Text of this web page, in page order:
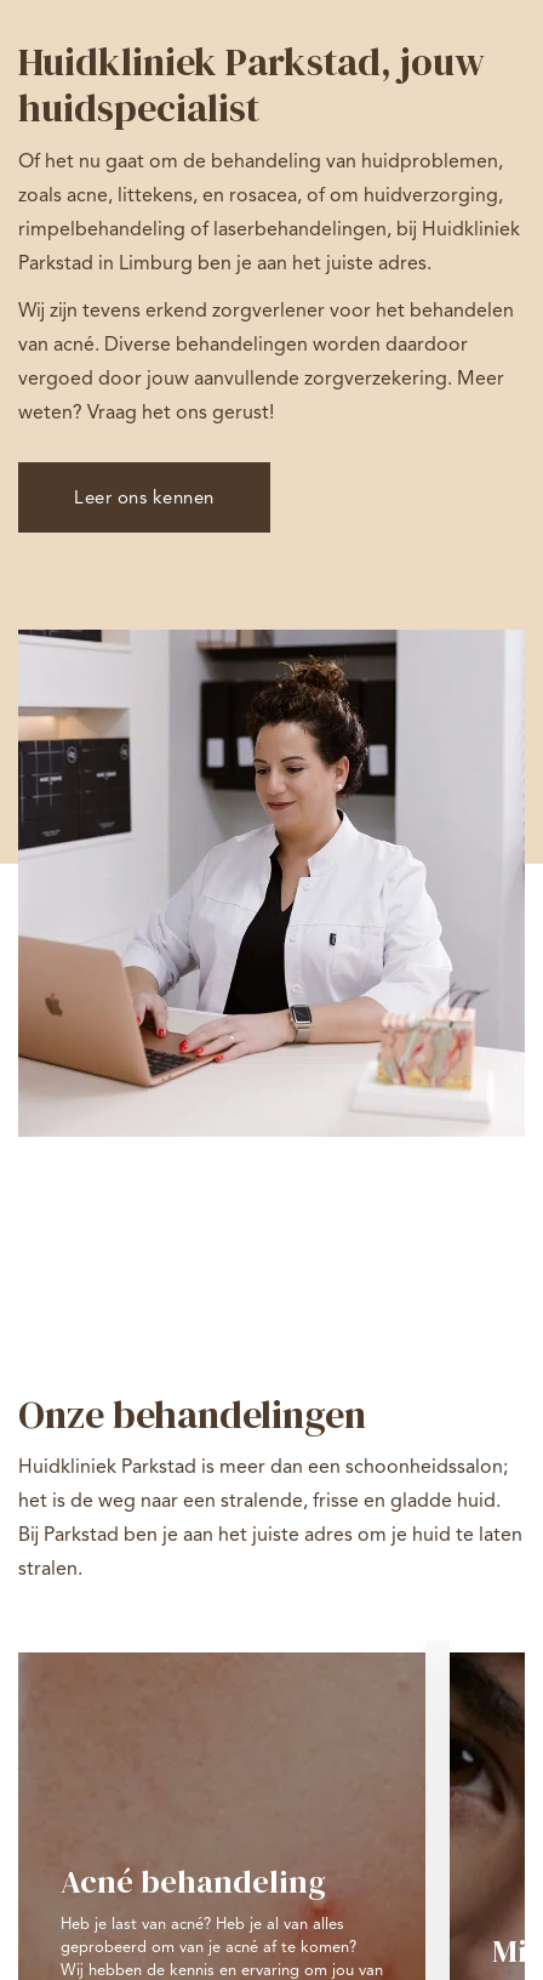
Huidkliniek Parkstad, jouw
huidspecialist
Of het nu gaat om de behandeling van huidproblemen,
zoals acne, littekens, en rosacea, of om huidverzorging,
rimpelbehandeling of laserbehandelingen, bij Huidkliniek
Parkstad in Limburg ben je aan het juiste adres.
Wij zijn tevens erkend zorgverlener voor het behandelen
van acné. Diverse behandelingen worden daardoor
vergoed door jouw aanvullende zorgverzekering. Meer
weten? Vraag het ons gerust!
Leer ons kennen
Onze behandelingen
Huidkliniek Parkstad is meer dan een schoonheidssalon;
het is de weg naar een stralende, frisse en gladde huid.
Bij Parkstad ben je aan het juiste adres om je huid te laten
stralen.
Acné behandeling
Heb je last van acné? Heb je al van alles
geprobeerd om van je acné af te komen?
Wij hebben de kennis en ervaring om jou van